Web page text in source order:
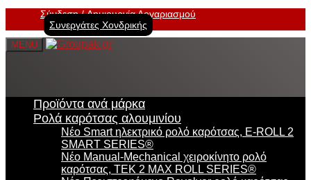
Σύνδεση
Δημιουργία Λογαριασμού
Συνεργάτες Χονδρικής
MENU
Προϊόντα ανά μάρκα
Ρολά καρότσας αλουμινίου
Νέο Smart ηλεκτρικό ρολό καρότσας, E-ROLL 2
SMART SERIES®
Νέο Manual-Mechanical χειροκίνητο ρολό
καρότσας, TEK 2 MAX ROLL SERIES®